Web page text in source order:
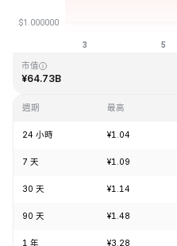
歷史最高價格
市值
¥64.73B
週期 最高
24 小時 ¥1.04
7 天 ¥1.09
30 天 ¥1.14
90 天 ¥1.48
1 年 ¥3.28